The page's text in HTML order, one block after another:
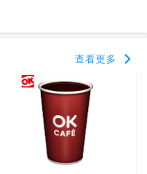
查看更多